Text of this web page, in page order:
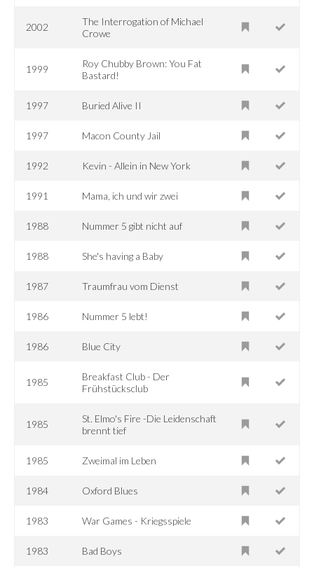
2002
The Interrogation of Michael
Crowe
1999
Roy Chubby Brown: You Fat
Bastard!
1997 Buried Alive II
1997 Macon County Jail
1992 Kevin - Allein in New York
1991 Mama, ich und wir zwei
1988 Nummer 5 gibt nicht auf
1988 She's having a Baby
1987 Traumfrau vom Dienst
1986 Nummer 5 lebt!
1986 Blue City
1985
Breakfast Club - Der
Frühstücksclub
1985
St. Elmo's Fire -Die Leidenschaft
brennt tief
1985 Zweimal im Leben
1984 Oxford Blues
1983 War Games - Kriegsspiele
1983 Bad Boys